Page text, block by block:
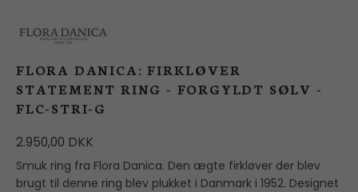
FLORA DANICA: FIRKLØVER
STATEMENT RING - FORGYLDT SØLV -
FLC-STRI-G
2.950,00 DKK
Smuk ring fra Flora Danica. Den ægte firkløver der blev
brugt til denne ring blev plukket i Danmark i 1952. Designet